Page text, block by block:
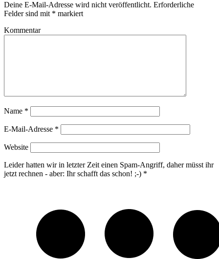
Deine E-Mail-Adresse wird nicht veröffentlicht. Erforderliche
Felder sind mit * markiert
Kommentar
Name *
E-Mail-Adresse *
Website
Leider hatten wir in letzter Zeit einen Spam-Angriff, daher müsst ihr
jetzt rechnen - aber: Ihr schafft das schon! ;-) *